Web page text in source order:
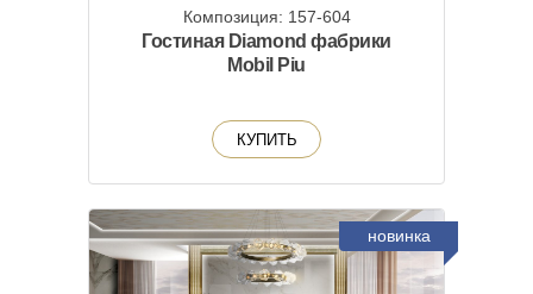
Композиция: 157-604
Гостиная Diamond фабрики
Mobil Piu
КУПИТЬ
новинка